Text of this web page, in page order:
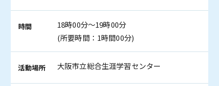
時間
18時00分～19時00分
(所要時間：1時間00分)
活動場所 大阪市立総合生涯学習センター